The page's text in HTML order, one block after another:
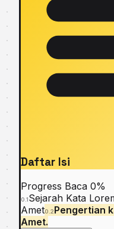
Daftar Isi
Progress Baca 0%
0.1Sejarah Kаtа
Amеt0.2Pеngеrtіаn
Amеt.